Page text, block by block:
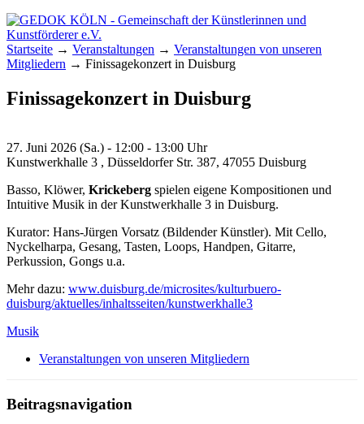
GEDOK KÖLN
Gemeinschaft der Künstlerinnen und
Kunstförderer e.V.
Startseite → Veranstaltungen → Veranstaltungen von unseren
Mitgliedern → Finissagekonzert in Duisburg
Finissagekonzert in Duisburg
27. Juni 2026 (Sa.) - 12:00 - 13:00 Uhr
Kunstwerkhalle 3 , Düsseldorfer Str. 387, 47055 Duisburg
Basso, Klöwer, Krickeberg spielen eigene Kompositionen und
Intuitive Musik in der Kunstwerkhalle 3 in Duisburg.
Kurator: Hans-Jürgen Vorsatz (Bildender Künstler). Mit Cello,
Nyckelharpa, Gesang, Tasten, Loops, Handpen, Gitarre,
Perkussion, Gongs u.a.
Mehr dazu: www.duisburg.de/microsites/kulturbuero-
duisburg/aktuelles/inhaltsseiten/kunstwerkhalle3
Musik
Veranstaltungen von unseren Mitgliedern
Beitragsnavigation